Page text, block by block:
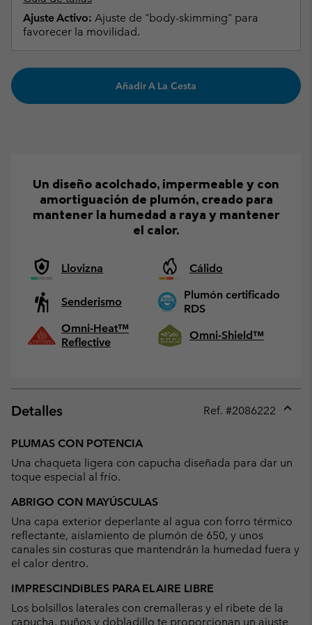
Ajuste Activo: Ajuste de "body-skimming" para
favorecer la movilidad.
Añadir A La Cesta
Un diseño acolchado, impermeable y con
amortiguación de plumón, creado para
mantener la humedad a raya y mantener
el calor.
Llovizna Cálido
Senderismo
Plumón certificado
RDS
Omni-Heat™
Reflective
Omni-Shield™
Detalles Ref. #2086222
PLUMAS CON POTENCIA
Una chaqueta ligera con capucha diseñada para dar un
toque especial al frío.
ABRIGO CON MAYÚSCULAS
Una capa exterior deperlante al agua con forro térmico
reflectante, aislamiento de plumón de 650, y unos
canales sin costuras que mantendrán la humedad fuera y
el calor dentro.
IMPRESCINDIBLES PARA EL AIRE LIBRE
Los bolsillos laterales con cremalleras y el ribete de la
capucha, puños y dobladillo te proporcionan un ajuste